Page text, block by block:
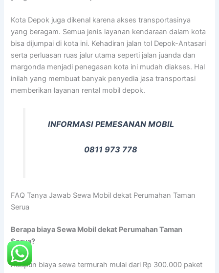
Kota Depok juga dikenal karena akses transportasinya
yang beragam. Semua jenis layanan kendaraan dalam kota
bisa dijumpai di kota ini. Kehadiran jalan tol Depok-Antasari
serta perluasan ruas jalur utama seperti jalan juanda dan
margonda menjadi penegasan kota ini mudah diakses. Hal
inilah yang membuat banyak penyedia jasa transportasi
memberikan layanan rental mobil depok.
INFORMASI PEMESANAN MOBIL
0811 973 778
FAQ Tanya Jawab Sewa Mobil dekat Perumahan Taman
Serua
Berapa biaya Sewa Mobil dekat Perumahan Taman
Serua?
Adapun biaya sewa termurah mulai dari Rp 300.000 paket